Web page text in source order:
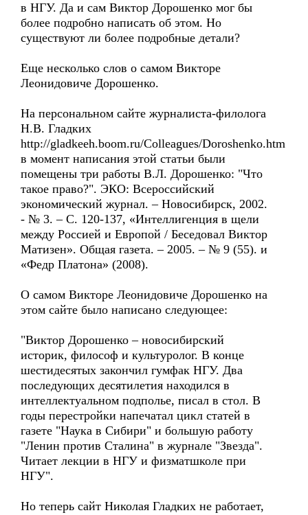
в НГУ. Да и сам Виктор Дорошенко мог бы
более подробно написать об этом. Но
существуют ли более подробные детали?
Еще несколько слов о самом Викторе
Леонидовиче Дорошенко.
На персональном сайте журналиста-филолога
Н.В. Гладких
http://gladkeeh.boom.ru/Colleagues/Doroshenko.htm
в момент написания этой статьи были
помещены три работы В.Л. Дорошенко: "Что
такое право?". ЭКО: Всероссийский
экономический журнал. – Новосибирск, 2002.
- № 3. – С. 120-137, «Интеллигенция в щели
между Россией и Европой / Беседовал Виктор
Матизен». Общая газета. – 2005. – № 9 (55). и
«Федр Платона» (2008).
О самом Викторе Леонидовиче Дорошенко на
этом сайте было написано следующее:
"Виктор Дорошенко – новосибирский
историк, философ и культуролог. В конце
шестидесятых закончил гумфак НГУ. Два
последующих десятилетия находился в
интеллектуальном подполье, писал в стол. В
годы перестройки напечатал цикл статей в
газете "Наука в Сибири" и большую работу
"Ленин против Сталина" в журнале "Звезда".
Читает лекции в НГУ и физматшколе при
НГУ".
Но теперь сайт Николая Гладких не работает,